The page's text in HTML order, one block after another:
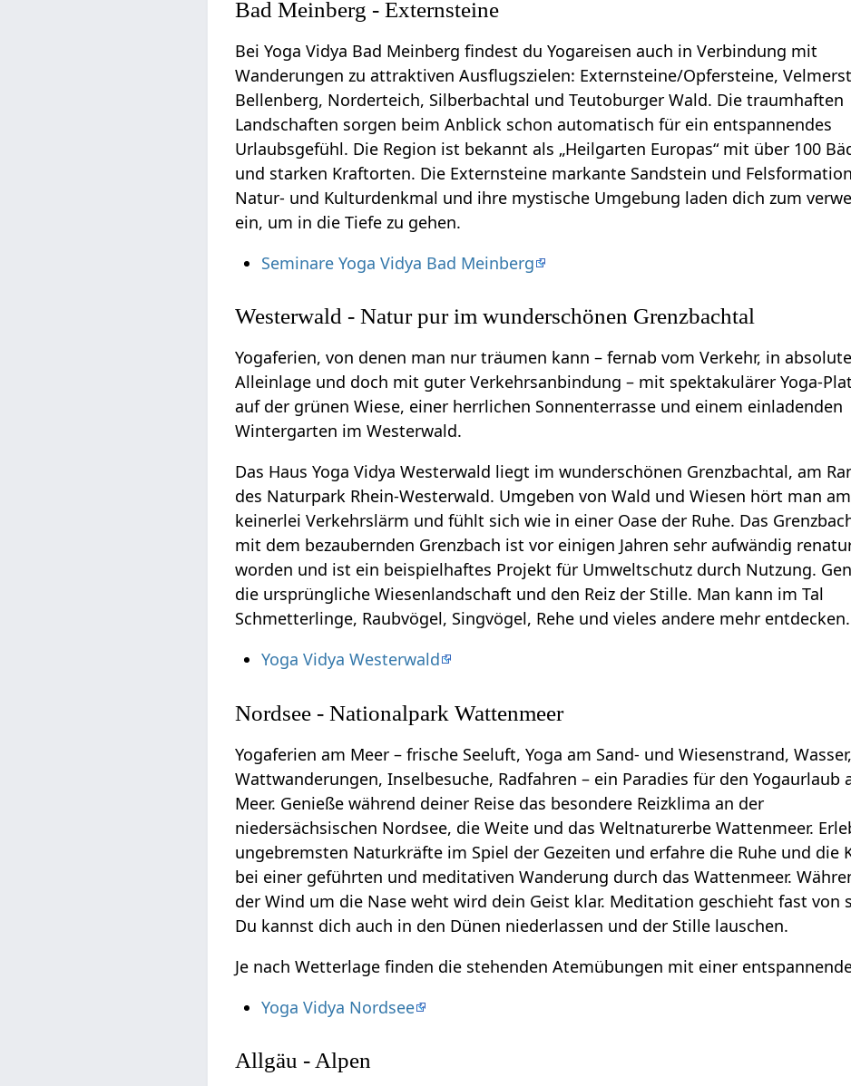
Bad Meinberg - Externsteine
Bei Yoga Vidya Bad Meinberg findest du Yogareisen auch in Verbindung mit
Wanderungen zu attraktiven Ausflugszielen: Externsteine/Opfersteine,
Bellenberg, Norderteich, Silberbachtal und Teutoburger Wald. Die traumhaften
Landschaften sorgen beim Anblick schon automatisch für ein entspannendes
Urlaubsgefühl. Die Region ist bekannt als „Heilgarten Europas“ mit über 100
und starken Kraftorten. Die Externsteine markante Sandstein und
Natur- und Kulturdenkmal und ihre mystische Umgebung laden dich zum
ein, um in die Tiefe zu gehen.
Seminare Yoga Vidya Bad Meinberg
Westerwald - Natur pur im wunderschönen Grenzbachtal
Yogaferien, von denen man nur träumen kann – fernab vom Verkehr, in
Alleinlage und doch mit guter Verkehrsanbindung – mit spektakulärer Yoga-
auf der grünen Wiese, einer herrlichen Sonnenterrasse und einem einladenden
Wintergarten im Westerwald.
Das Haus Yoga Vidya Westerwald liegt im wunderschönen Grenzbachtal, am
des Naturpark Rhein-Westerwald. Umgeben von Wald und Wiesen hört man
keinerlei Verkehrslärm und fühlt sich wie in einer Oase der Ruhe. Das
mit dem bezaubernden Grenzbach ist vor einigen Jahren sehr aufwändig
worden und ist ein beispielhaftes Projekt für Umweltschutz durch Nutzung.
die ursprüngliche Wiesenlandschaft und den Reiz der Stille. Man kann im Tal
Schmetterlinge, Raubvögel, Singvögel, Rehe und vieles andere mehr entdecken.
Yoga Vidya Westerwald
Nordsee - Nationalpark Wattenmeer
Yogaferien am Meer – frische Seeluft, Yoga am Sand- und Wiesenstrand, Wasser,
Wattwanderungen, Inselbesuche, Radfahren – ein Paradies für den Yogaurlaub
Meer. Genieße während deiner Reise das besondere Reizklima an der
niedersächsischen Nordsee, die Weite und das Weltnaturerbe Wattenmeer.
ungebremsten Naturkräfte im Spiel der Gezeiten und erfahre die Ruhe und die
bei einer geführten und meditativen Wanderung durch das Wattenmeer.
der Wind um die Nase weht wird dein Geist klar. Meditation geschieht fast von
Du kannst dich auch in den Dünen niederlassen und der Stille lauschen.
Je nach Wetterlage finden die stehenden Atemübungen mit einer
Yoga Vidya Nordsee
Allgäu - Alpen